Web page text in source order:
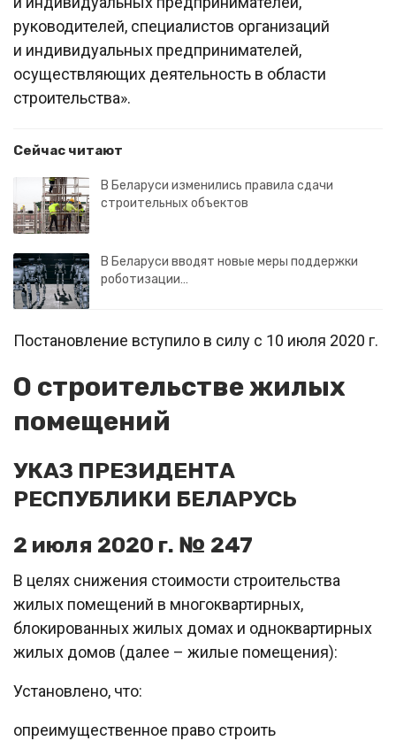
руководителей, специалистов организаций
и индивидуальных предпринимателей,
осуществляющих деятельность в области
строительства».
Сейчас читают
В Беларуси изменились правила сдачи
строительных объектов
В Беларуси вводят новые меры поддержки
роботизации…
Постановление вступило в силу с 10 июля 2020 г.
О строительстве жилых
помещений
УКАЗ ПРЕЗИДЕНТА
РЕСПУБЛИКИ БЕЛАРУСЬ
2 июля 2020 г. № 247
В целях снижения стоимости строительства
жилых помещений в многоквартирных,
блокированных жилых домах и одноквартирных
жилых домов (далее – жилые помещения):
Установлено, что:
oпреимущественное право строить